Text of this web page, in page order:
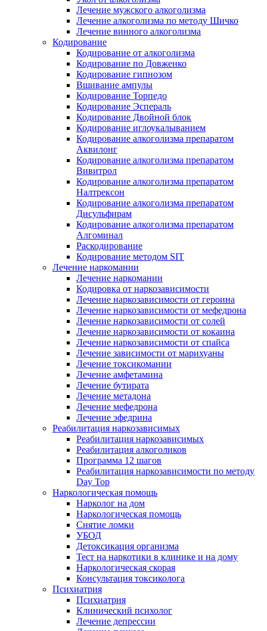
Лечение мужского алкоголизма
Лечение алкоголизма по методу Шичко
Лечение винного алкоголизма
Кодирование
Кодирование от алкоголизма
Кодирование по Довженко
Кодирование гипнозом
Вшивание ампулы
Кодирование Торпедо
Кодирование Эспераль
Кодирование Двойной блок
Кодирование иглоукалыванием
Кодирование алкоголизма препаратом
Аквилонг
Кодирование алкоголизма препаратом
Вивитрол
Кодирование алкоголизма препаратом
Налтрексон
Кодирование алкоголизма препаратом
Дисульфирам
Кодирование алкоголизма препаратом
Алгоминал
Раскодирование
Кодирование методом SIT
Лечение наркомании
Лечение наркомании
Кодировка от наркозависимости
Лечение наркозависимости от героина
Лечение наркозависимости от мефедрона
Лечение наркозависимости от солей
Лечение наркозависимости от кокаина
Лечение наркозависимости от спайса
Лечение зависимости от марихуаны
Лечение токсикомании
Лечение амфетамина
Лечение бутирата
Лечение метадона
Лечение мефедрона
Лечение эфедрина
Реабилитация наркозависимых
Реабилитация наркозависимых
Реабилитация алкоголиков
Программа 12 шагов
Реабилитация наркозависимости по методу
Day Top
Наркологическая помощь
Нарколог на дом
Наркологическая помощь
Снятие ломки
УБОД
Детоксикация организма
Тест на наркотики в клинике и на дому
Наркологическая скорая
Консультация токсиколога
Психиатрия
Психиатрия
Клинический психолог
Лечение депрессии